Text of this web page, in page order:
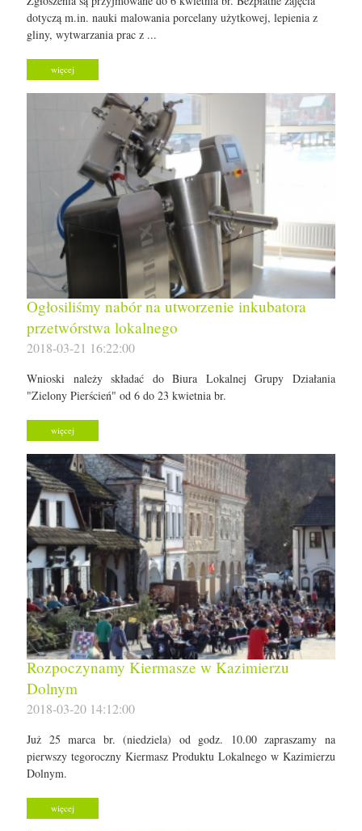
dotyczą m.in. nauki malowania porcelany użytkowej, lepienia z
gliny, wytwarzania prac z ...
więcej
Ogłosiliśmy nabór na utworzenie inkubatora
przetwórstwa lokalnego
2018-03-21 16:22:00
Wnioski należy składać do Biura Lokalnej Grupy Działania
"Zielony Pierścień" od 6 do 23 kwietnia br.
więcej
Rozpoczynamy Kiermasze w Kazimierzu
Dolnym
2018-03-20 14:12:00
Już 25 marca br. (niedziela) od godz. 10.00 zapraszamy na
pierwszy tegoroczny Kiermasz Produktu Lokalnego w Kazimierzu
Dolnym.
więcej